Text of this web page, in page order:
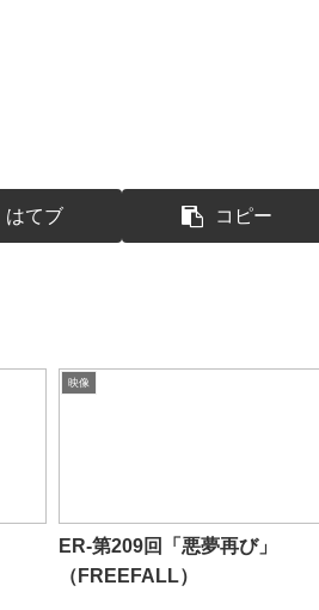
はてブ コピー
映像
ER-第209回「悪夢再び」
（FREEFALL）